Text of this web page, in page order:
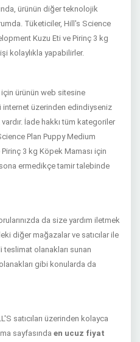
ürünün diğer teknolojik
Tüketiciler, Hill's Science
Kuzu Eti ve Pirinç 3 kg
kolaylıkla yapabilirler.
için ürünün web sitesine
internet üzerinden edindiyseniz
İade hakkı tüm kategoriler
Plan Puppy Medium
3 kg Köpek Maması için
sona ermedikçe tamir talebinde
da size yardım iletmek
diğer mağazalar ve satıcılar ile
teslimat olanakları sunan
gibi konularda da
satıcıları üzerinden kolayca
sayfasında en ucuz fiyat